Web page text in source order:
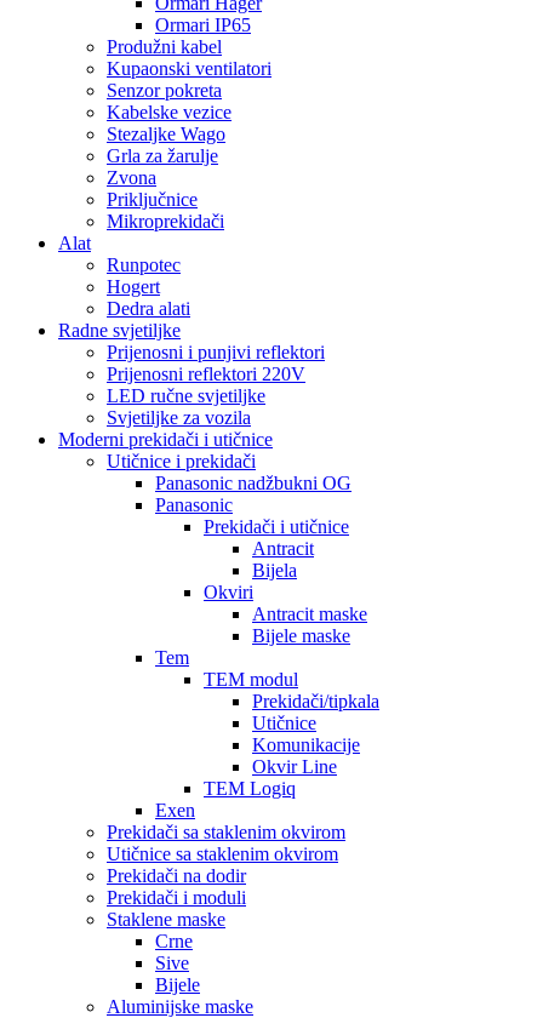
Ormari IP65
Produžni kabel
Kupaonski ventilatori
Senzor pokreta
Kabelske vezice
Stezaljke Wago
Grla za žarulje
Zvona
Priključnice
Mikroprekidači
Alat
Runpotec
Hogert
Dedra alati
Radne svjetiljke
Prijenosni i punjivi reflektori
Prijenosni reflektori 220V
LED ručne svjetiljke
Svjetiljke za vozila
Moderni prekidači i utičnice
Utičnice i prekidači
Panasonic nadžbukni OG
Panasonic
Prekidači i utičnice
Antracit
Bijela
Okviri
Antracit maske
Bijele maske
Tem
TEM modul
Prekidači/tipkala
Utičnice
Komunikacije
Okvir Line
TEM Logiq
Exen
Prekidači sa staklenim okvirom
Utičnice sa staklenim okvirom
Prekidači na dodir
Prekidači i moduli
Staklene maske
Crne
Sive
Bijele
Aluminijske maske